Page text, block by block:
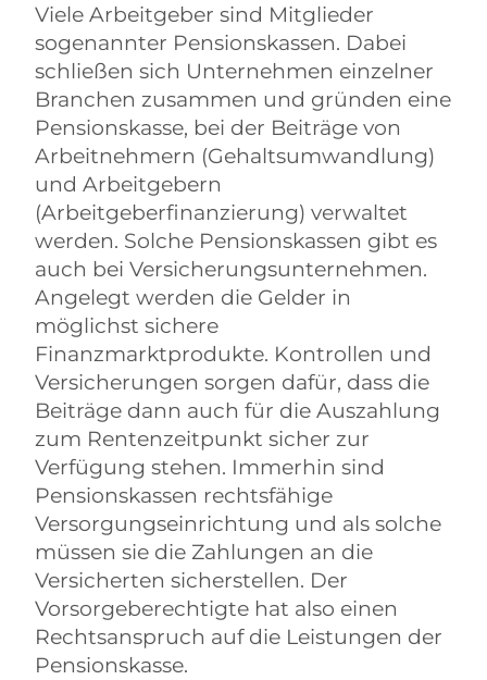
Viele Arbeitgeber sind Mitglieder
sogenannter Pensionskassen. Dabei
schließen sich Unternehmen einzelner
Branchen zusammen und gründen eine
Pensionskasse, bei der Beiträge von
Arbeitnehmern (Gehaltsumwandlung)
und Arbeitgebern
(Arbeitgeberfinanzierung) verwaltet
werden. Solche Pensionskassen gibt es
auch bei Versicherungsunternehmen.
Angelegt werden die Gelder in
möglichst sichere
Finanzmarktprodukte. Kontrollen und
Versicherungen sorgen dafür, dass die
Beiträge dann auch für die Auszahlung
zum Rentenzeitpunkt sicher zur
Verfügung stehen. Immerhin sind
Pensionskassen rechtsfähige
Versorgungseinrichtung und als solche
müssen sie die Zahlungen an die
Versicherten sicherstellen. Der
Vorsorgeberechtigte hat also einen
Rechtsanspruch auf die Leistungen der
Pensionskasse.